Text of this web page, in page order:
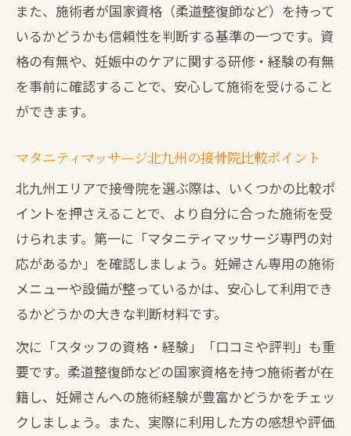
八幡西区で人気のマタニティ整体体験談
接骨院で受けた妊娠中のマタニティ整体
体験
マタニティマッサージ北九州の利用者の
八幡西区の接骨院で感じたリラックス効
果
口コミで広がる接骨院の人気マタニティ
整体
接骨院の丁寧な施術が支持される理由と
は
産後ケアにも役立つ接骨院の魅力
産後骨盤矯正に強い接骨院のサポート内
容
骨盤矯正北九州おすすめ接骨院の魅力解
説
また、施術者が国家資格（柔道整復師など）を持って
いるかどうかも信頼性を判断する基準の一つです。資
格の有無や、妊娠中のケアに関する研修・経験の有無
を事前に確認することで、安心して施術を受けること
ができます。
マタニティマッサージ北九州の接骨院比較ポイント
北九州エリアで接骨院を選ぶ際は、いくつかの比較ポ
イントを押さえることで、より自分に合った施術を受
けられます。第一に「マタニティマッサージ専門の対
応があるか」を確認しましょう。妊婦さん専用の施術
メニューや設備が整っているかは、安心して利用でき
るかどうかの大きな判断材料です。
次に「スタッフの資格・経験」「口コミや評判」も重
要です。柔道整復師などの国家資格を持つ施術者が在
籍し、妊婦さんへの施術経験が豊富かどうかをチェッ
クしましょう。また、実際に利用した方の感想や評価